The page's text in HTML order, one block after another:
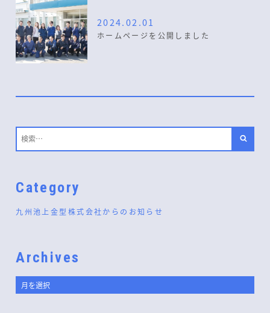
2024.02.01
ホームページを公開しました
Category
九州池上金型株式会社からのお知らせ
Archives